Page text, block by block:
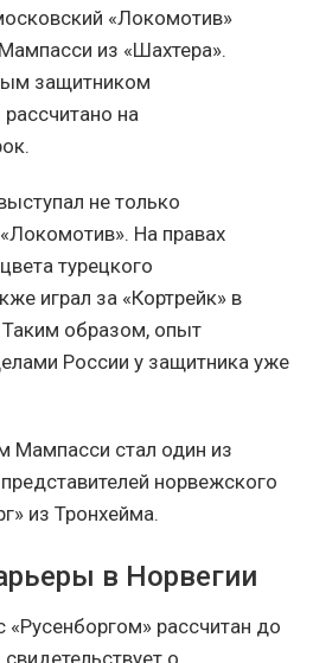
«Локомотив»
из «Шахтера».
защитником
на
не только
На правах
турецкого
играл за «Кортрейк» в
Таким образом, опыт
России у защитника уже
Мампасси стал один из
норвежского
из Тронхейма.
в Норвегии
рассчитан до